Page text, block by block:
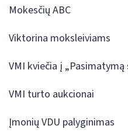
Mokesčių ABC
Viktorina moksleiviams
VMI kviečia į „Pasimatymą
VMI turto aukcionai
Įmonių VDU palyginimas